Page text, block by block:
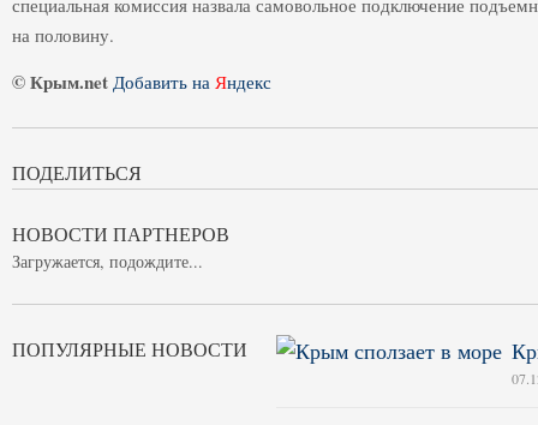
специальная комиссия назвала самовольное подключение
на половину.
© Крым.net Добавить на Яндекс
ПОДЕЛИТЬСЯ
НОВОСТИ ПАРТНЕРОВ
Загружается, подождите...
ПОПУЛЯРНЫЕ НОВОСТИ